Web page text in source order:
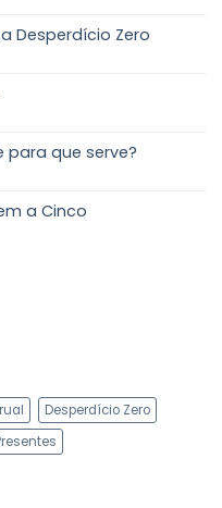
Desperdício Zero
para que serve?
a Cinco
Desperdício Zero